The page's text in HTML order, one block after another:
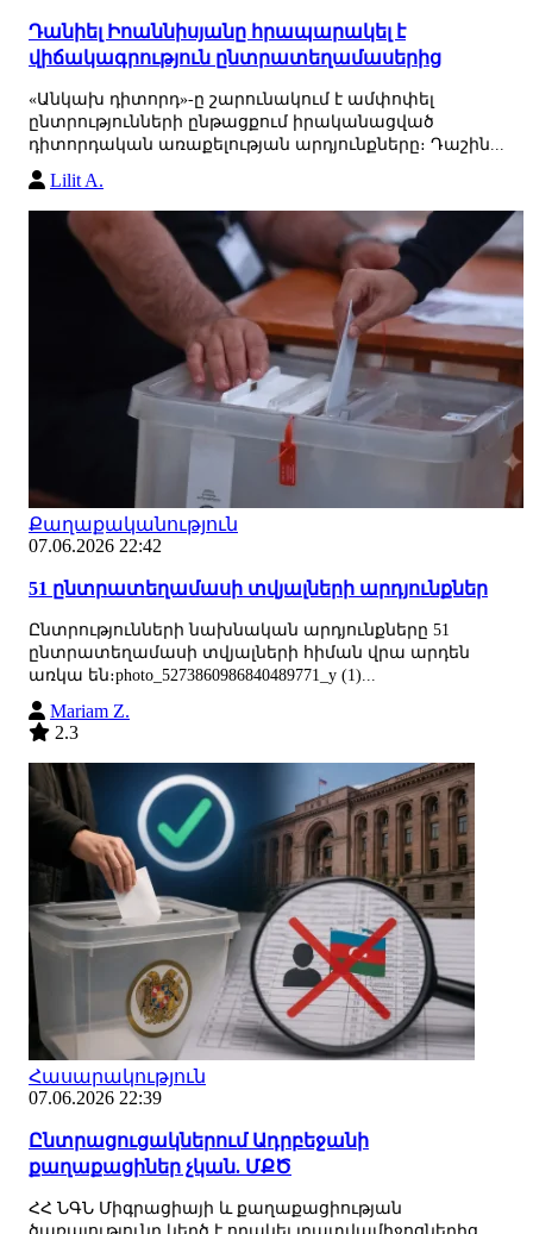
Դանիել Իոաննիսյանը հրապարակել է
վիճակագրություն ընտրատեղամասերից
«Անկախ դիտորդ»-ը շարունակում է ամփոփել
ընտրությունների ընթացքում իրականացված
դիտորդական առաքելության արդյունքները։ Դաշին...
Lilit A.
Քաղաքականություն
07.06.2026 22:42
51 ընտրատեղամասի տվյալների արդյունքներ
Ընտրությունների նախնական արդյունքները 51
ընտրատեղամասի տվյալների հիման վրա արդեն
առկա են։photo_5273860986840489771_y (1)...
Mariam Z.
2.3
Հասարակություն
07.06.2026 22:39
Ընտրացուցակներում Ադրբեջանի
քաղաքացիներ չկան. ՄՔԾ
ՀՀ ՆԳՆ Միգրացիայի և քաղաքացիության